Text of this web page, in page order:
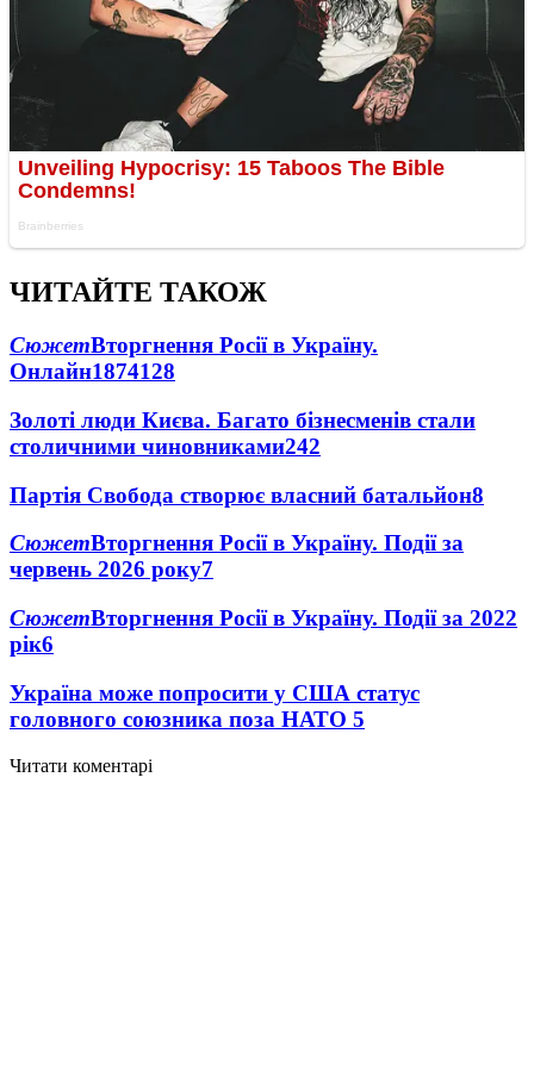
ЧИТАЙТЕ ТАКОЖ
СюжетВторгнення Росії в Україну.
Онлайн1874128
Золоті люди Києва. Багато бізнесменів стали
столичними чиновниками242
Партія Свобода створює власний батальйон8
СюжетВторгнення Росії в Україну. Події за
червень 2026 року7
СюжетВторгнення Росії в Україну. Події за 2022
рік6
Україна може попросити у США статус
головного союзника поза НАТО 5
Читати коментарі